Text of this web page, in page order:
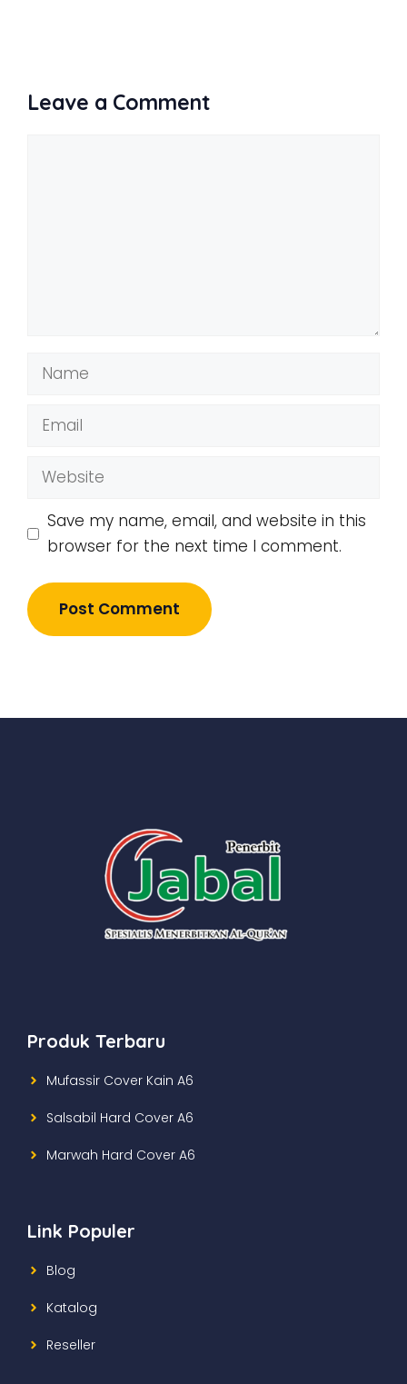
Leave a Comment
Name
Email
Website
Save my name, email, and website in this
browser for the next time I comment.
Produk Terbaru
Mufassir Cover Kain A6
Salsabil Hard Cover A6
Marwah Hard Cover A6
Link Populer
Blog
Katalog
Reseller